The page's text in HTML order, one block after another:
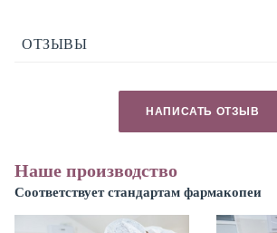
ОТЗЫВЫ
НАПИСАТЬ ОТЗЫВ
Наше производство
Соответствует стандартам фармакопеи